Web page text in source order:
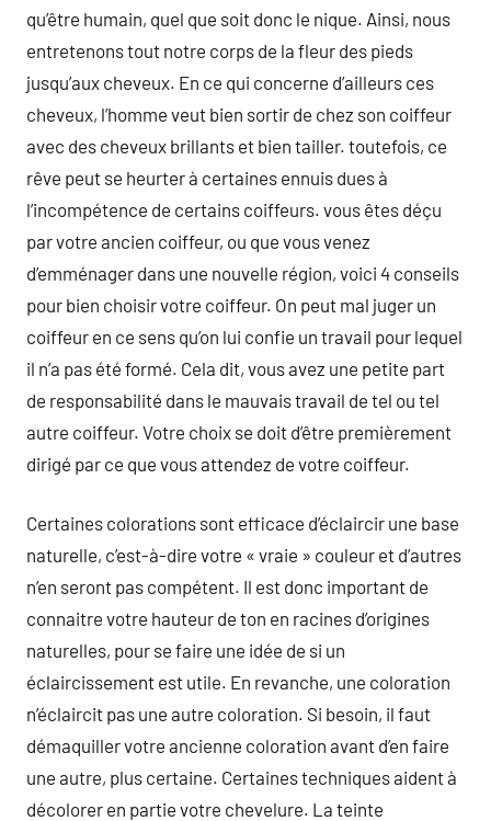
qu’être humain, quel que soit donc le nique. Ainsi, nous
entretenons tout notre corps de la fleur des pieds
jusqu’aux cheveux. En ce qui concerne d’ailleurs ces
cheveux, l’homme veut bien sortir de chez son coiffeur
avec des cheveux brillants et bien tailler. toutefois, ce
rêve peut se heurter à certaines ennuis dues à
l’incompétence de certains coiffeurs. vous êtes déçu
par votre ancien coiffeur, ou que vous venez
d’emménager dans une nouvelle région, voici 4 conseils
pour bien choisir votre coiffeur. On peut mal juger un
coiffeur en ce sens qu’on lui confie un travail pour lequel
il n’a pas été formé. Cela dit, vous avez une petite part
de responsabilité dans le mauvais travail de tel ou tel
autre coiffeur. Votre choix se doit d’être premièrement
dirigé par ce que vous attendez de votre coiffeur.
Certaines colorations sont efficace d’éclaircir une base
naturelle, c’est-à-dire votre « vraie » couleur et d’autres
n’en seront pas compétent. Il est donc important de
connaitre votre hauteur de ton en racines d’origines
naturelles, pour se faire une idée de si un
éclaircissement est utile. En revanche, une coloration
n’éclaircit pas une autre coloration. Si besoin, il faut
démaquiller votre ancienne coloration avant d’en faire
une autre, plus certaine. Certaines techniques aident à
décolorer en partie votre chevelure. La teinte